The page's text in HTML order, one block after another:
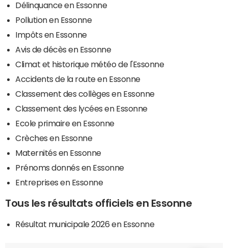
Délinquance en Essonne
Pollution en Essonne
Impôts en Essonne
Avis de décès en Essonne
Climat et historique météo de l'Essonne
Accidents de la route en Essonne
Classement des collèges en Essonne
Classement des lycées en Essonne
Ecole primaire en Essonne
Crèches en Essonne
Maternités en Essonne
Prénoms donnés en Essonne
Entreprises en Essonne
Tous les résultats officiels en Essonne
Résultat municipale 2026 en Essonne